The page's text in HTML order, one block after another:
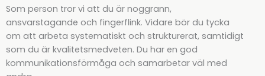
Som person tror vi att du är noggrann,
ansvarstagande och fingerflink. Vidare bör du tycka
om att arbeta systematiskt och strukturerat, samtidigt
som du är kvalitetsmedveten. Du har en god
kommunikationsförmåga och samarbetar väl med